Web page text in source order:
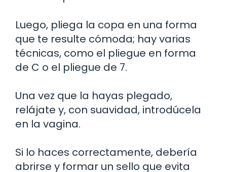
Luego, pliega la copa en una forma
que te resulte cómoda; hay varias
técnicas, como el pliegue en forma
de C o el pliegue de 7.
Una vez que la hayas plegado,
relájate y, con suavidad, introdúcela
en la vagina.
Si lo haces correctamente, debería
abrirse y formar un sello que evita